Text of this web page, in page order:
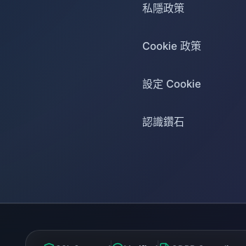
私隱政策
Cookie 政策
設定 Cookie
認識鑽石